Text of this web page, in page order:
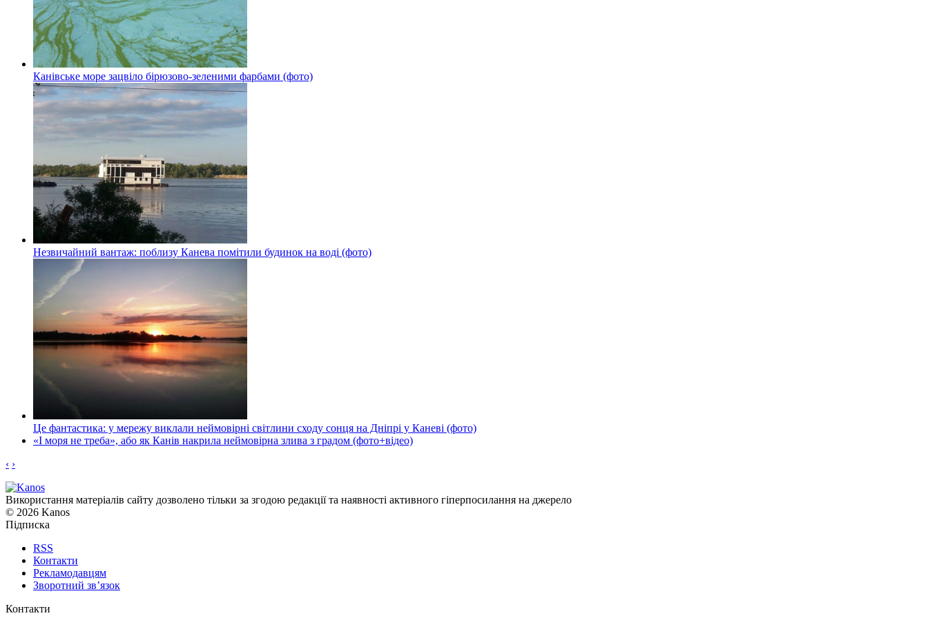
Канівське море зацвіло бірюзово-зеленими фарбами (фото)
Незвичайний вантаж: поблизу Канева помітили будинок на воді (фото)
Це фантастика: у мережу виклали неймовірні світлини сходу сонця на Дніпрі у Каневі (фото)
«І моря не треба», або як Канів накрила неймовірна злива з градом (фото+відео)
‹ ›
Використання матеріалів сайту дозволено тільки за згодою редакції та наявності активного гіперпосилання на джерело
© 2026 Kanos
Підписка
RSS
Контакти
Рекламодавцям
Зворотний зв’язок
Контакти